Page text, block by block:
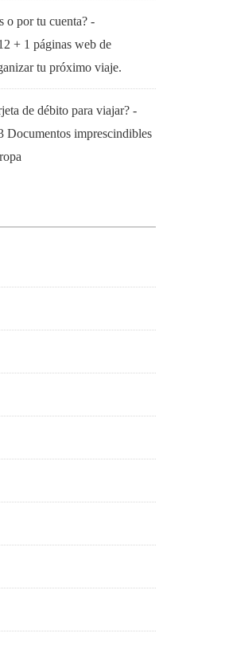
o por tu cuenta? -
+ 1 páginas web de
tu próximo viaje.
de débito para viajar? -
Documentos imprescindibles